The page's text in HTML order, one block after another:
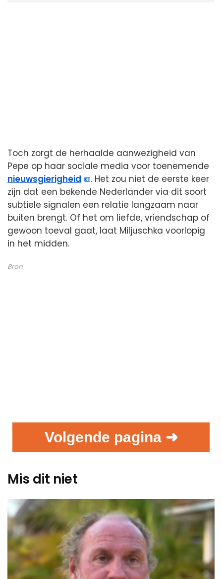
Toch zorgt de herhaalde aanwezigheid van
Pepe op haar sociale media voor toenemende
nieuwsgierigheid
. Het zou niet de eerste keer
zijn dat een bekende Nederlander via dit soort
subtiele signalen een relatie langzaam naar
buiten brengt. Of het om liefde, vriendschap of
gewoon toeval gaat, laat Miljuschka voorlopig
in het midden.
Bron
Volgende pagina ➜
Mis dit niet